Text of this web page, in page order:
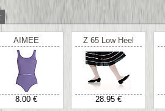
AIMEE
8.00 €
Z 65 Low Heel
28.95 €